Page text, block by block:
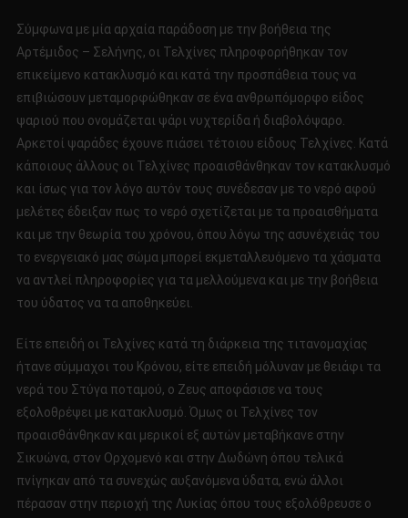
Σύμφωνα με μία αρχαία παράδοση με την βοήθεια της
Αρτέμιδος – Σελήνης, οι Τελχίνες πληροφορήθηκαν τον
επικείμενο κατακλυσμό και κατά την προσπάθεια τους να
επιβιώσουν μεταμορφώθηκαν σε ένα ανθρωπόμορφο είδος
ψαριού που ονομάζεται ψάρι νυχτερίδα ή διαβολόψαρο.
Αρκετοί ψαράδες έχουνε πιάσει τέτοιου είδους Τελχίνες. Κατά
κάποιους άλλους οι Τελχίνες προαισθάνθηκαν τον κατακλυσμό
και ίσως για τον λόγο αυτόν τους συνέδεσαν με το νερό αφού
μελέτες έδειξαν πως το νερό σχετίζεται με τα προαισθήματα
και με την θεωρία του χρόνου, όπου λόγω της ασυνέχειάς του
το ενεργειακό μας σώμα μπορεί εκμεταλλευόμενο τα χάσματα
να αντλεί πληροφορίες για τα μελλούμενα και με την βοήθεια
του ύδατος να τα αποθηκεύει.
Είτε επειδή οι Τελχίνες κατά τη διάρκεια της τιτανομαχίας
ήτανε σύμμαχοι του Κρόνου, είτε επειδή μόλυναν με θειάφι τα
νερά του Στύγα ποταμού, ο Ζευς αποφάσισε να τους
εξολοθρέψει με κατακλυσμό. Όμως οι Τελχίνες τον
προαισθάνθηκαν και μερικοί εξ αυτών μεταβήκανε στην
Σικυώνα, στον Ορχομενό και στην Δωδώνη όπου τελικά
πνίγηκαν από τα συνεχώς αυξανόμενα ύδατα, ενώ άλλοι
πέρασαν στην περιοχή της Λυκίας όπου τους εξολόθρευσε ο